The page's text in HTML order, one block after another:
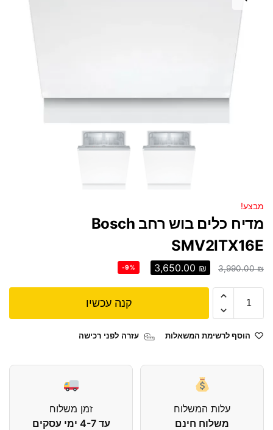
מבצע!
מדיח כלים בוש ‏רחב Bosch
SMV2ITX16E
3,990.00₪
3,650.00 ₪
-9%
קנה עכשיו
הוסף לרשימת המשאלות עזרה לפני רכישה
עלות המשלוח
משלוח חינם
זמן משלוח
עד 4-7 ימי עסקים